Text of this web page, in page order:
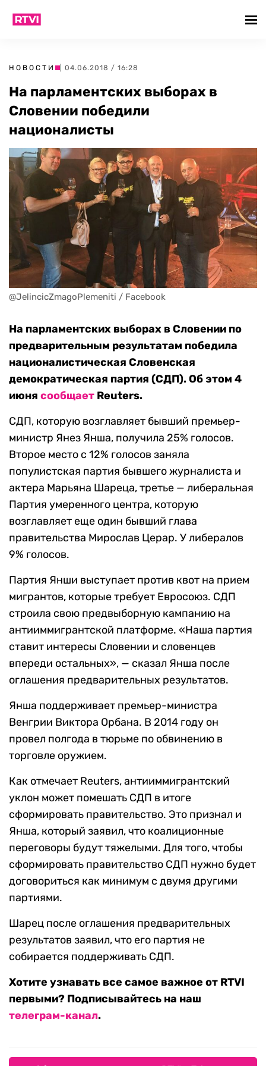
НОВОСТИ | 04.06.2018 / 16:28
На парламентских выборах в
Словении победили
националисты
@JelincicZmagoPlemeniti / Facebook
На парламентских выборах в Словении по
предварительным результатам победила
националистическая Словенская
демократическая партия (СДП). Об этом 4
июня сообщает Reuters.
СДП, которую возглавляет бывший премьер-
министр Янез Янша, получила 25% голосов.
Второе место с 12% голосов заняла
популистская партия бывшего журналиста и
актера Марьяна Шареца, третье — либеральная
Партия умеренного центра, которую
возглавляет еще один бывший глава
правительства Мирослав Церар. У либералов
9% голосов.
Партия Янши выступает против квот на прием
мигрантов, которые требует Евросоюз. СДП
строила свою предвыборную кампанию на
антииммигрантской платформе. «Наша партия
ставит интересы Словении и словенцев
впереди остальных», — сказал Янша после
оглашения предварительных результатов.
Янша поддерживает премьер-министра
Венгрии Виктора Орбана. В 2014 году он
провел полгода в тюрьме по обвинению в
торговле оружием.
Как отмечает Reuters, антииммигрантский
уклон может помешать СДП в итоге
сформировать правительство. Это признал и
Янша, который заявил, что коалиционные
переговоры будут тяжелыми. Для того, чтобы
сформировать правительство СДП нужно будет
договориться как минимум с двумя другими
партиями.
Шарец после оглашения предварительных
результатов заявил, что его партия не
собирается поддерживать СДП.
Хотите узнавать все самое важное от RTVI
первыми? Подписывайтесь на наш
телеграм-канал.